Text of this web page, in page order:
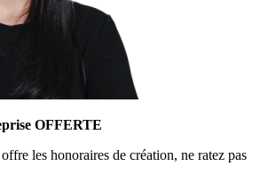
OFFERTE
les honoraires de création, ne ratez pas